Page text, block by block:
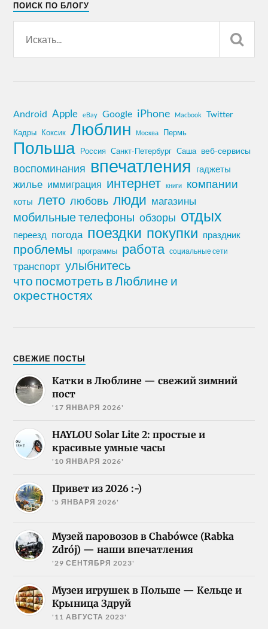
ПОИСК ПО БЛОГУ
Android Apple eBay Google iPhone Macbook Twitter
Кадры Коксик Люблин Москва Пермь
Польша Россия Санкт-Петербург Саша веб-сервисы
воспоминания впечатления гаджеты
жилье иммиграция интернет книги компании
коты лето любовь люди магазины
мобильные телефоны обзоры отдых
переезд погода поездки покупки праздник
проблемы программы работа социальные сети
транспорт улыбнитесь
что посмотреть в Люблине и
окрестностях
СВЕЖИЕ ПОСТЫ
Катки в Люблине — свежий зимний
пост
'17 ЯНВАРЯ 2026'
HAYLOU Solar Lite 2: простые и
красивые умные часы
'10 ЯНВАРЯ 2026'
Привет из 2026 :-)
'5 ЯНВАРЯ 2026'
Музей паровозов в Chabówce (Rabka
Zdrój) — наши впечатления
'29 СЕНТЯБРЯ 2023'
Музеи игрушек в Польше — Кельце и
Крыница Здруй
'11 АВГУСТА 2023'